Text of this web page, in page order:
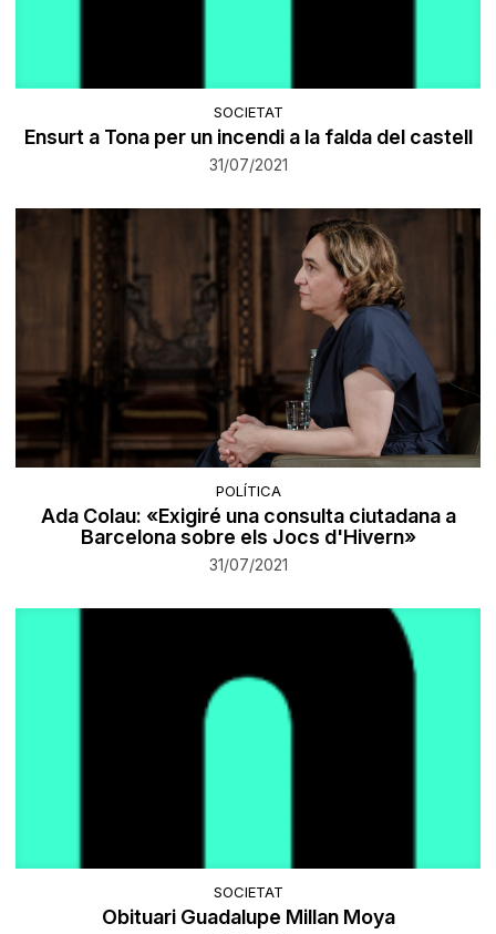
SOCIETAT
​Ensurt a Tona per un incendi a la falda del castell
31/07/2021
POLÍTICA
Ada Colau: «Exigiré una consulta ciutadana a
Barcelona sobre els Jocs d'Hivern»
31/07/2021
SOCIETAT
Obituari Guadalupe Millan Moya